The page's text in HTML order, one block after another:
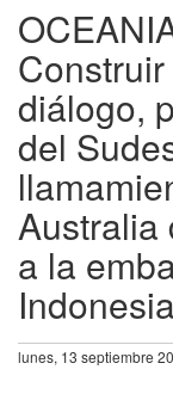
diálogo,
del
Australia
a la
Indonesia
lunes, 13 septiembre